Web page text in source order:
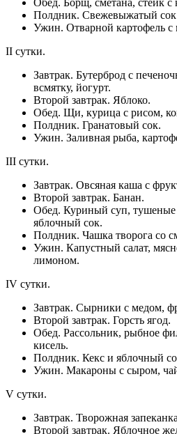
Обед. Борщ, сметана, стейк с
Полдник. Свежевыжатый сок
Ужин. Отварной картофель
II сутки.
Завтрак. Бутерброд с
всмятку, йогурт.
Второй завтрак. Яблоко.
Обед. Щи, курица с рисом,
Полдник. Гранатовый сок.
Ужин. Заливная рыба,
III сутки.
Завтрак. Овсяная каша с
Второй завтрак. Банан.
Обед. Куриный суп, тушеные
яблочный сок.
Полдник. Чашка творога со
Ужин. Капустный салат,
лимоном.
IV сутки.
Завтрак. Сырники с медом,
Второй завтрак. Горсть ягод.
Обед. Рассольник, рыбное
кисель.
Полдник. Кекс и яблочный
Ужин. Макароны с сыром,
V сутки.
Завтрак. Творожная
Второй завтрак. Яблочное